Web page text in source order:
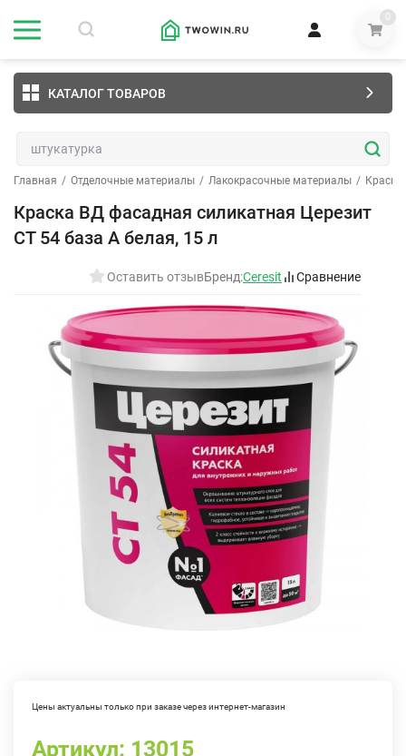
0
КАТАЛОГ ТОВАРОВ
Главная / Отделочные материалы / Лакокрасочные материалы / Краски
Краска ВД фасадная силикатная Церезит
CT 54 база А белая, 15 л
Оставить отзывБренд:Ceresit Сравнение
Цены актуальны только при заказе через интернет-магазин
Артикул: 13015